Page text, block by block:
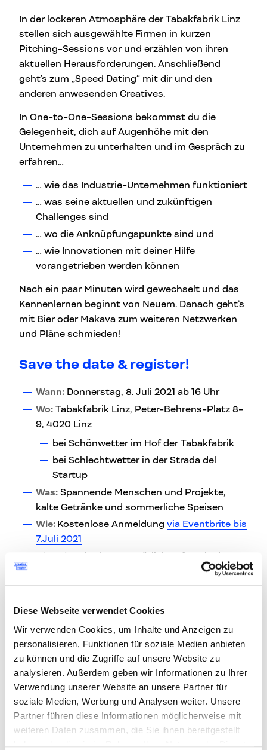
Diese Webseite verwendet Cookies
Wir verwenden Cookies, um Inhalte und Anzeigen zu
personalisieren, Funktionen für soziale Medien anbieten
zu können und die Zugriffe auf unsere Website zu
analysieren. Außerdem geben wir Informationen zu Ihrer
Verwendung unserer Website an unsere Partner für
soziale Medien, Werbung und Analysen weiter. Unsere
Partner führen diese Informationen möglicherweise mit
weiteren Daten zusammen, die Sie ihnen bereitgestellt
In der lockeren Atmosphäre der Tabakfabrik Linz
stellen sich ausgewählte Firmen in kurzen
Pitching-Sessions vor und erzählen von ihren
aktuellen Herausforderungen. Anschließend
geht’s zum „Speed Dating“ mit dir und den
anderen anwesenden Creatives.
In One-to-One-Sessions bekommst du die
Gelegenheit, dich auf Augenhöhe mit den
Unternehmen zu unterhalten und im Gespräch zu
erfahren…
… wie das Industrie-Unternehmen funktioniert
… was seine aktuellen und zukünftigen
Challenges sind
… wo die Anknüpfungspunkte sind und
… wie Innovationen mit deiner Hilfe
vorangetrieben werden können
Nach ein paar Minuten wird gewechselt und das
Kennenlernen beginnt von Neuem. Danach geht’s
mit Bier oder Makava zum weiteren Netzwerken
und Pläne schmieden!
Save the date & register!
Wann: Donnerstag, 8. Juli 2021 ab 16 Uhr
Wo: Tabakfabrik Linz, Peter-Behrens-Platz 8-
9, 4020 Linz
bei Schönwetter im Hof der Tabakfabrik
bei Schlechtwetter in der Strada del
Startup
Was: Spannende Menschen und Projekte,
kalte Getränke und sommerliche Speisen
Wie: Kostenlose Anmeldung via Eventbrite bis
7.Juli 2021
: wir planen natürlich auf Basis der
Umdasch Venture Group– Maria Tagwerker-
Sturm, Digital Retail Innovations
Wiesner Hager– Herbert Mödlhammer, Leiter
Profit Center OÖ/SBG
Greiner – Stefan Grafenhorst, Head of
Sustainability & Corporate Responsibility
HARATECH GmbH
– Manfred Haiberger,